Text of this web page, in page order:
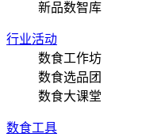
新品数智库
行业活动
数食工作坊
数食选品团
数食大课堂
数食工具